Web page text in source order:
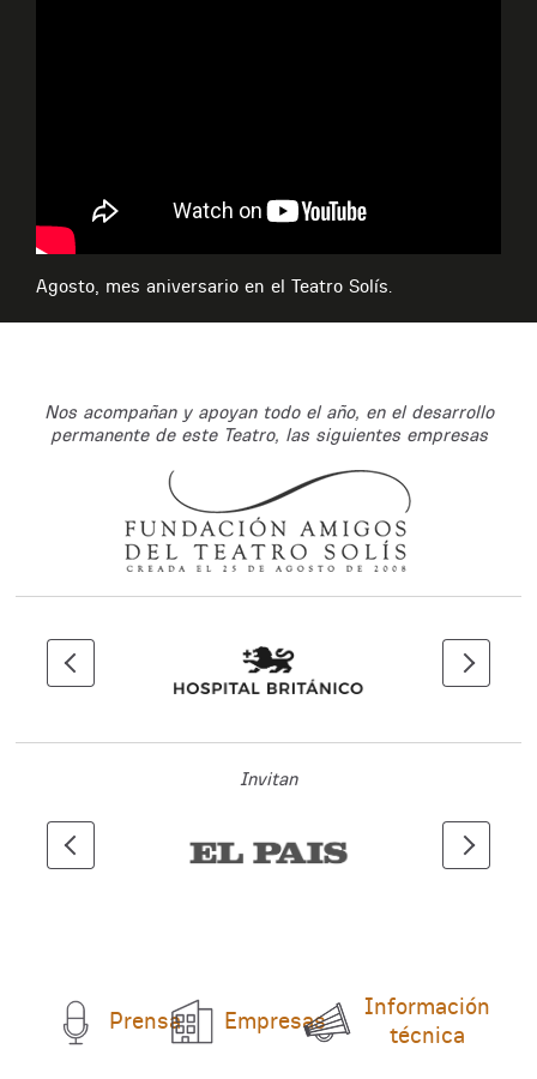
Agosto, mes aniversario en el Teatro Solís.
Nos acompañan y apoyan todo el año, en el desarrollo
permanente de este Teatro, las siguientes empresas
Invitan
Prensa Empresas
Información
técnica